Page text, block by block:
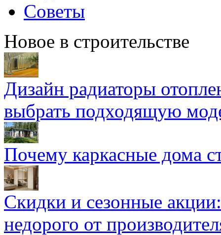
Советы
Новое в строительстве
Дизайн радиаторы
выбрать подходящую
Почему каркасные дома
Скидки и сезонные
недорого от